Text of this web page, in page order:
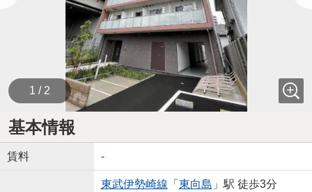
1 / 2
基本情報
賃料 -
東武伊勢崎線 「 東向島 」駅 徒歩3分